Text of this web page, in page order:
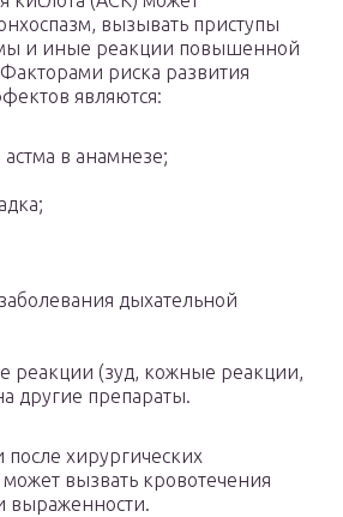
вызывать приступы
и иные реакции повышенной
Факторами риска развития
являются:
в анамнезе;
дыхательной
реакции (зуд, кожные реакции,
другие препараты.
после хирургических
вызвать кровотечения
выраженности.